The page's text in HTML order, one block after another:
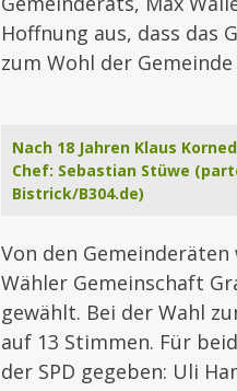
Hoffnung aus, dass das
zum Wohl der
Nach 18 Jahren Klaus
Chef: Sebastian Stüwe
Bistrick/B304.de)
Von den
Wähler Gemeinschaft
gewählt. Bei der Wahl
auf 13 Stimmen. Für
der SPD gegeben: Uli